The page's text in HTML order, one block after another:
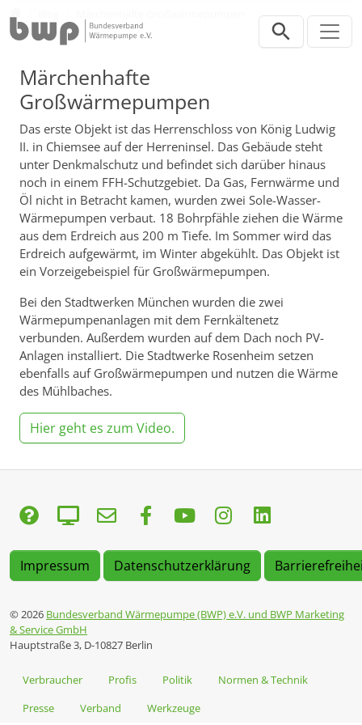
Märchenhafte
Großwärmepumpen
Das erste Objekt ist das Herrenschloss von König Ludwig
II. in Chiemsee auf der Herreninsel. Das Gebäude steht
unter Denkmalschutz und befindet sich darüber hinaus
noch in einem FFH-Schutzgebiet. Da Gas, Fernwärme und
Öl nicht in Betracht kamen, wurden zwei Sole-Wasser-
Wärmepumpen verbaut. 18 Bohrpfähle ziehen die Wärme
aus dem Erdreich aus 200 m Tiefe. Im Sommer wird das
Erdreich aufgewärmt, im Winter abgekühlt. Das Objekt ist
ein Vorzeigebeispiel für Großwärmepumpen.
Bei den Stadtwerken München wurden die zwei
Wärmepumpenanlagen mit dem Fernkältenetz
verbunden. Außerdem wurden auf dem Dach noch PV-
Anlagen installiert. Die Stadtwerke Rosenheim setzen
ebenfalls auf Großwärmepumpen und nutzen die Wärme
des Mühlbaches.
Hier geht es zum Video.
Impressum Datenschutzerklärung
© 2026 Bundesverband Wärmepumpe (BWP) e.V. und BWP Marketing
& Service GmbH
Hauptstraße 3, D-10827 Berlin
Verbraucher Profis Politik
Normen & Technik
Presse
Verband Werkzeuge